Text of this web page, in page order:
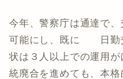
今年、警察庁は通達で
可能にし、既に 日勤
状は３人以上での運用
統廃合を進めても、本